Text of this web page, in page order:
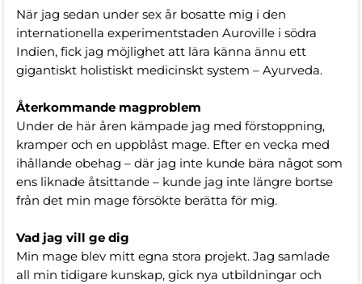
När jag sedan under sex år bosatte mig i den
internationella experimentstaden Auroville i södra
Indien, fick jag möjlighet att lära känna ännu ett
gigantiskt holistiskt medicinskt system – Ayurveda.
Återkommande magproblem
Under de här åren kämpade jag med förstoppning,
kramper och en uppblåst mage. Efter en vecka med
ihållande obehag – där jag inte kunde bära något som
ens liknade åtsittande – kunde jag inte längre bortse
från det min mage försökte berätta för mig.
Vad jag vill ge dig
Min mage blev mitt egna stora projekt. Jag samlade
all min tidigare kunskap, gick nya utbildningar och